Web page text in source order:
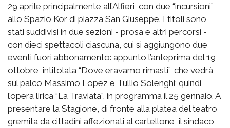
29 aprile principalmente all’Alfieri, con due “incursioni”
allo Spazio Kor di piazza San Giuseppe. I titoli sono
stati suddivisi in due sezioni - prosa e altri percorsi -
con dieci spettacoli ciascuna, cui si aggiungono due
eventi fuori abbonamento: appunto l’anteprima del 19
ottobre, intitolata “Dove eravamo rimasti”, che vedrà
sul palco Massimo Lopez e Tullio Solenghi; quindi
l’opera lirica “La Traviata”, in programma il 25 gennaio. A
presentare la Stagione, di fronte alla platea del teatro
gremita da cittadini affezionati al cartellone, il sindaco